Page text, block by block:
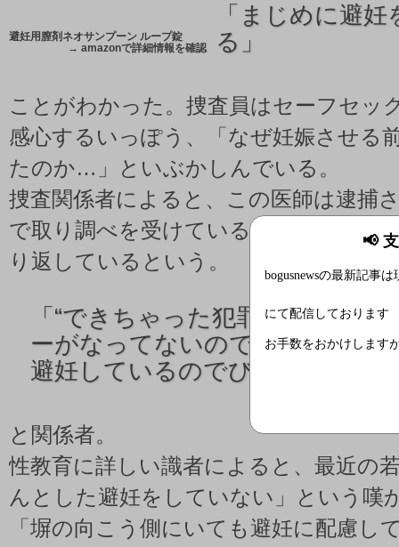
📢
bogusnewsの最新記事は
にて配信しております
お手数をおかけします
避妊用膣剤ネオサンプーン ループ錠
→ amazonで詳細情報を確認
「 まじめに避妊
る」
ことがわかった。捜査員はセーフセッ
感心するいっぽう、「なぜ妊娠させる
たのか…」といぶかしんでいる。
捜査関係者によると、この医師は逮捕
で取り調べを受けているが、調書を取
り返しているという。
「 “できちゃった犯罪”の容疑者
ーがなってないのではと思って
避妊しているのでびっくりだ」
と関係者。
性教育に詳しい識者によると、最近の
んとした避妊をしていない」という嘆
「塀の向こう側にいても避妊に配慮し